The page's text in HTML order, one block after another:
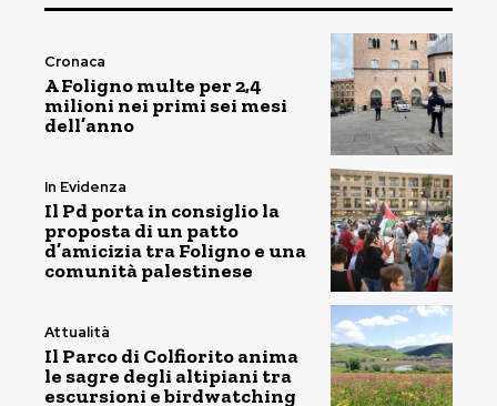
Cronaca
A Foligno multe per 2,4
milioni nei primi sei mesi
dell’anno
In Evidenza
Il Pd porta in consiglio la
proposta di un patto
d’amicizia tra Foligno e una
comunità palestinese
Attualità
Il Parco di Colfiorito anima
le sagre degli altipiani tra
escursioni e birdwatching